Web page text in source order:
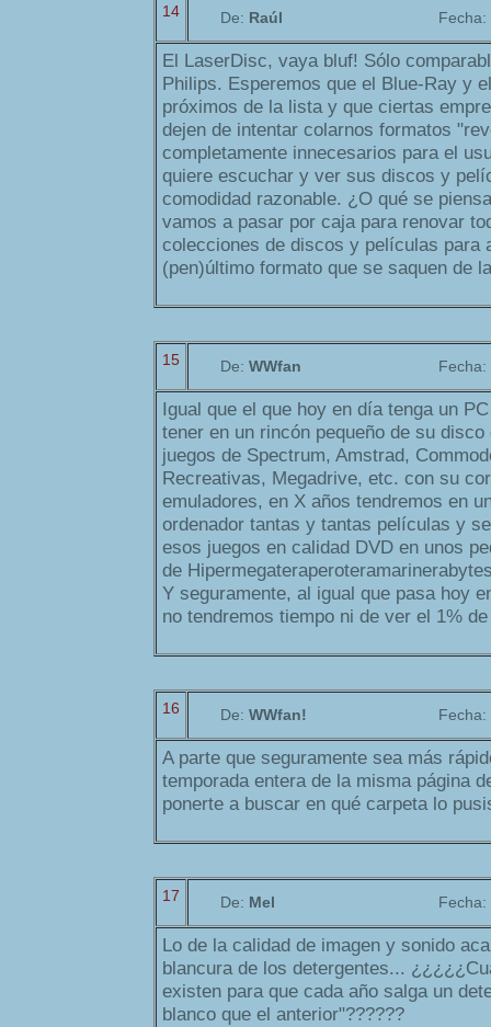
14 De: Raúl Fecha:
El LaserDisc, vaya bluf! Sólo
Philips. Esperemos que el Blue-Ray y
próximos de la lista y que ciertas
dejen de intentar colarnos formatos
completamente innecesarios para el
quiere escuchar y ver sus discos y
comodidad razonable. ¿O qué se
vamos a pasar por caja para renovar
colecciones de discos y películas para
(pen)último formato que se saquen de
15 De: WWfan Fecha:
Igual que el que hoy en día tenga un
tener en un rincón pequeño de su
juegos de Spectrum, Amstrad,
Recreativas, Megadrive, etc. con su
emuladores, en X años tendremos en
ordenador tantas y tantas películas y
esos juegos en calidad DVD en unos
de
Y seguramente, al igual que pasa hoy
no tendremos tiempo ni de ver el 1%
16 De: WWfan! Fecha:
A parte que seguramente sea más
temporada entera de la misma página
ponerte a buscar en qué carpeta lo
17 De: Mel Fecha:
Lo de la calidad de imagen y sonido
blancura de los detergentes...
existen para que cada año salga un
blanco que el anterior"??????